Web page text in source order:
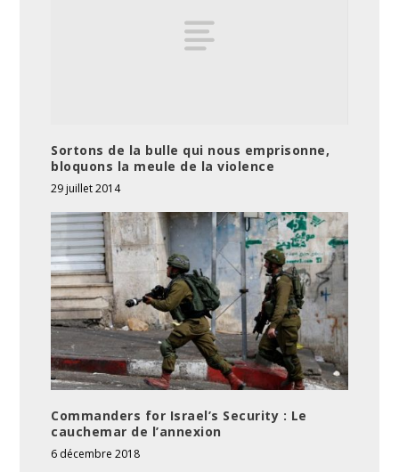
Sortons de la bulle qui nous emprisonne,
bloquons la meule de la violence
29 juillet 2014
Commanders for Israel’s Security : Le
cauchemar de l’annexion
6 décembre 2018